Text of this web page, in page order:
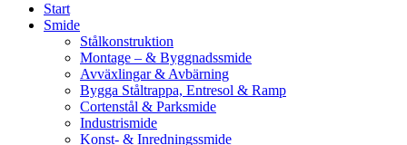
Start
Smide
Stålkonstruktion
Montage – & Byggnadssmide
Avväxlingar & Avbärning
Bygga Ståltrappa, Entresol & Ramp
Cortenstål & Parksmide
Industrismide
Konst- & Inredningssmide